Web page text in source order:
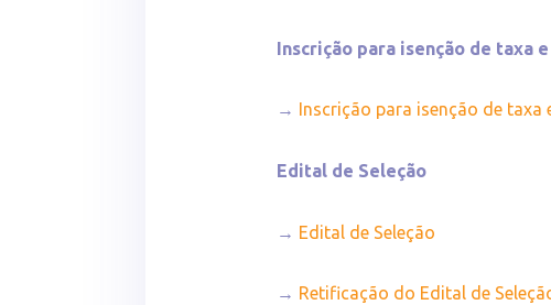
Inscrição para isenção de taxa
→ Inscrição para isenção de taxa
Edital de Seleção
→ Edital de Seleção
→ Retificação do Edital de